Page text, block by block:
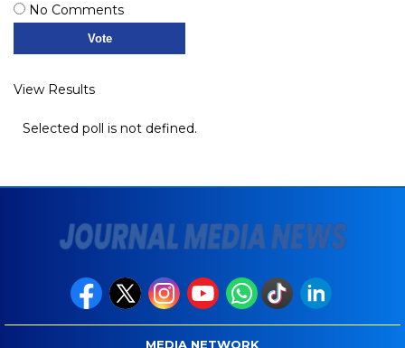
No Comments
View Results
Selected poll is not defined.
MEDIA NETWORK